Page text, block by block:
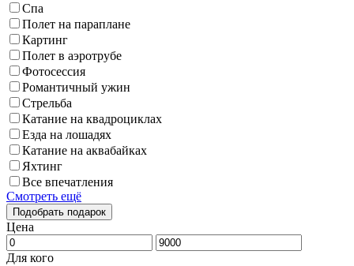
Спа
Полет на параплане
Картинг
Полет в аэротрубе
Фотосессия
Романтичный ужин
Стрельба
Катание на квадроциклах
Езда на лошадях
Катание на аквабайках
Яхтинг
Все впечатления
Смотреть ещё
Цена
Для кого